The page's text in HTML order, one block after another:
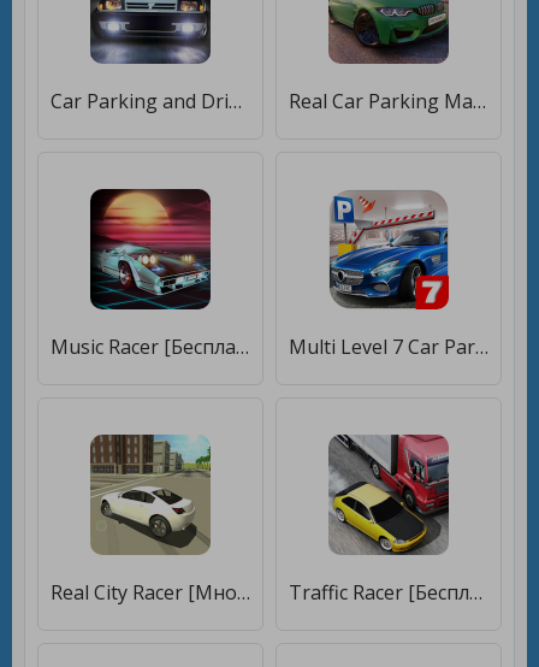
Car Parking and Driving Simulator [Бесплатные покупки] Real Car Parking Master : Multiplayer Car Game [Бесплатные покупки]
Music Racer [Бесплатные покупки] Multi Level 7 Car Parking Simulator [Бесплатные покупки]
Real City Racer [Много монет] Traffic Racer [Бесплатные покупки]